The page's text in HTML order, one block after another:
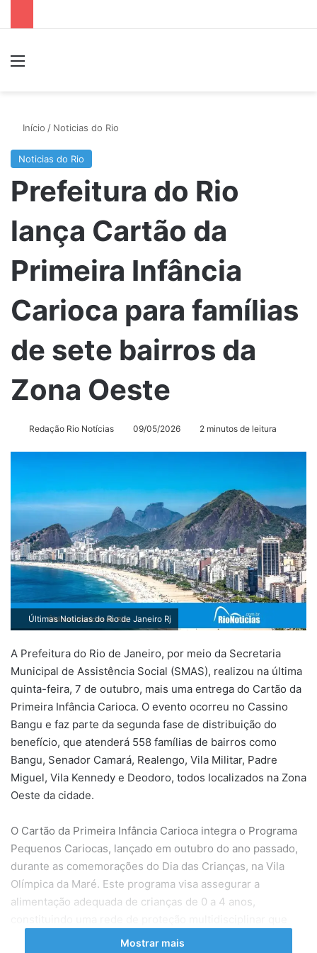
Início / Noticias do Rio
Noticias do Rio
Prefeitura do Rio
lança Cartão da
Primeira Infância
Carioca para famílias
de sete bairros da
Zona Oeste
Redação Rio Notícias 09/05/2026 2 minutos de leitura
Últimas Noticias do Rio de Janeiro Rj
A Prefeitura do Rio de Janeiro, por meio da Secretaria
Municipal de Assistência Social (SMAS), realizou na última
quinta-feira, 7 de outubro, mais uma entrega do Cartão da
Primeira Infância Carioca. O evento ocorreu no Cassino
Bangu e faz parte da segunda fase de distribuição do
benefício, que atenderá 558 famílias de bairros como
Bangu, Senador Camará, Realengo, Vila Militar, Padre
Miguel, Vila Kennedy e Deodoro, todos localizados na Zona
Oeste da cidade.
O Cartão da Primeira Infância Carioca integra o Programa
Pequenos Cariocas, lançado em outubro do ano passado,
durante as comemorações do Dia das Crianças, na Vila
Olímpica da Maré. Este programa visa assegurar a
alimentação adequada de crianças de 0 a 4 anos,
apoia o desenvolvimento integral de crianças em situação
Mostrar mais